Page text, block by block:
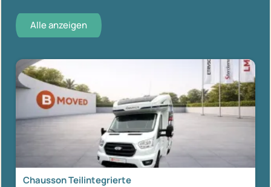
Alle anzeigen
Chausson Teilintegrierte